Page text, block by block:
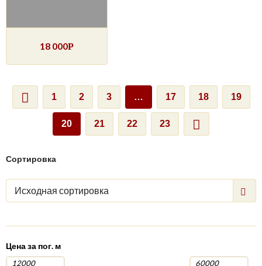
18 000Р
1 2 3 … 17 18 19
20 21 22 23
Сортировка
Исходная сортировка
Цена за пог. м